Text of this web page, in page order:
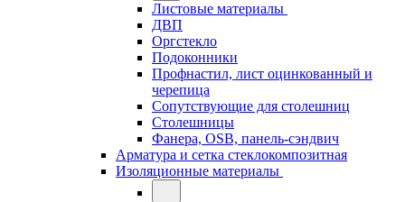
Листовые материалы
ДВП
Оргстекло
Подоконники
Профнастил, лист оцинкованный и
черепица
Сопутствующие для столешниц
Столешницы
Фанера, OSB, панель-сэндвич
Арматура и сетка стеклокомпозитная
Изоляционные материалы